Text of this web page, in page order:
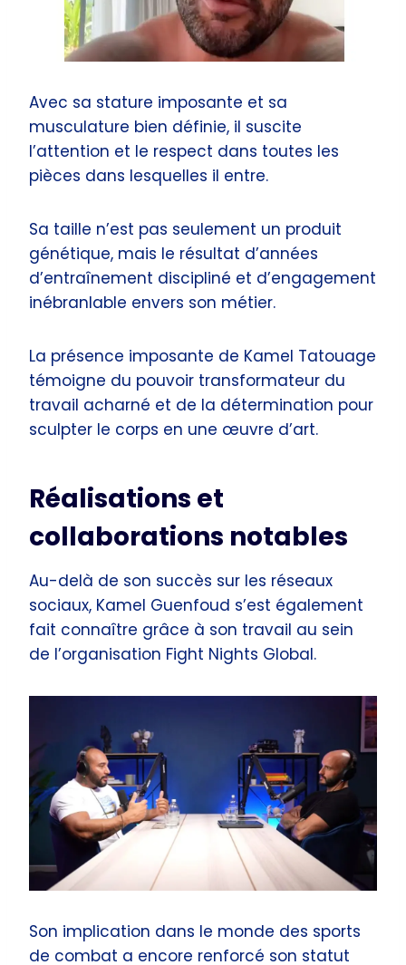
Avec sa stature imposante et sa
musculature bien définie, il suscite
l’attention et le respect dans toutes les
pièces dans lesquelles il entre.
Sa taille n’est pas seulement un produit
génétique, mais le résultat d’années
d’entraînement discipliné et d’engagement
inébranlable envers son métier.
La présence imposante de Kamel Tatouage
témoigne du pouvoir transformateur du
travail acharné et de la détermination pour
sculpter le corps en une œuvre d’art.
Réalisations et
collaborations notables
Au-delà de son succès sur les réseaux
sociaux, Kamel Guenfoud s’est également
fait connaître grâce à son travail au sein
de l’organisation Fight Nights Global.
Son implication dans le monde des sports
de combat a encore renforcé son statut